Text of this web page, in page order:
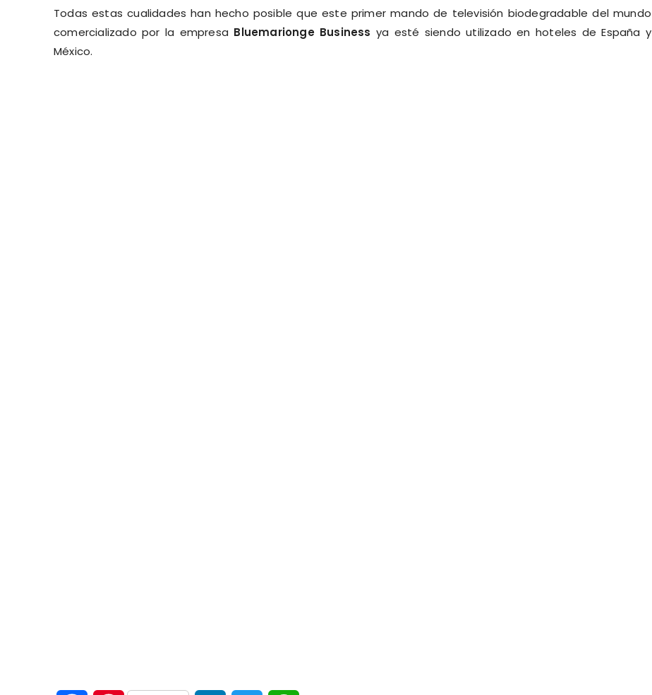
Todas estas cualidades han hecho posible que este primer mando de televisión biodegradable del mundo
comercializado por la empresa Bluemarionge Business ya esté siendo utilizado en hoteles de España y
México.